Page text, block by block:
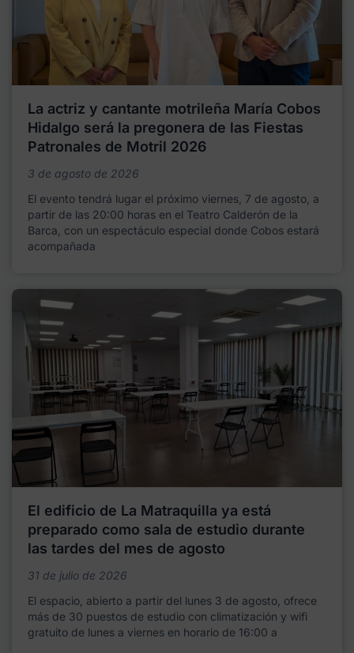
La actriz y cantante motrileña María Cobos
Hidalgo será la pregonera de las Fiestas
Patronales de Motril 2026
3 de agosto de 2026
El evento tendrá lugar el próximo viernes, 7 de agosto, a
partir de las 20:00 horas en el Teatro Calderón de la
Barca, con un espectáculo especial donde Cobos estará
acompañada
El edificio de La Matraquilla ya está
preparado como sala de estudio durante
las tardes del mes de agosto
31 de julio de 2026
El espacio, abierto a partir del lunes 3 de agosto, ofrece
más de 30 puestos de estudio con climatización y wifi
gratuito de lunes a viernes en horario de 16:00 a